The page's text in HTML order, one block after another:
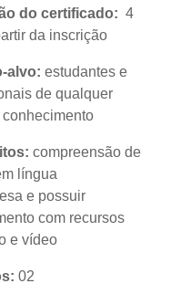
do certificado: 4
da inscrição
alvo: estudantes e
de qualquer
compreensão de
língua
e possuir
com recursos
e vídeo
02